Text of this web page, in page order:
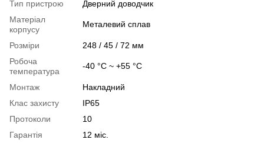
Тип пристрою
Дверний доводчик
Матеріал
корпусу
Металевий сплав
Розміри
248 / 45 / 72 мм
Робоча
температура
-40 °C ~ +55 °C
Монтаж
Накладний
Клас захисту
IP65
Протоколи
10
Гарантія
12 міс.